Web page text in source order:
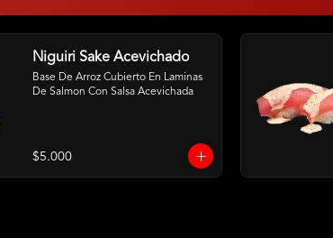
Niguiri Sake Acevichado
Base De Arroz Cubierto En Laminas
De Salmon Con Salsa Acevichada
$5.000